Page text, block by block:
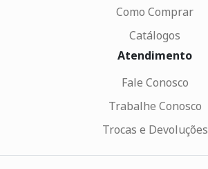
Como Comprar
Catálogos
Atendimento
Fale Conosco
Trabalhe Conosco
Trocas e Devoluções